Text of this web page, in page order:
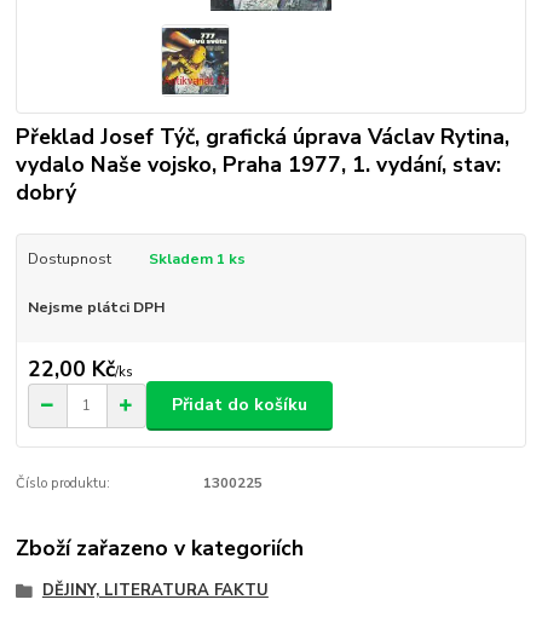
Překlad Josef Týč, grafická úprava Václav Rytina,
vydalo Naše vojsko, Praha 1977, 1. vydání, stav:
dobrý
Dostupnost Skladem 1 ks
Nejsme plátci DPH
22,00 Kč/ks
Přidat do košíku
Číslo produktu: 1300225
Zboží zařazeno v kategoriích
DĚJINY, LITERATURA FAKTU